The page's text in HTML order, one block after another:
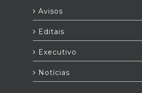
Avisos
Editais
Executivo
Notícias